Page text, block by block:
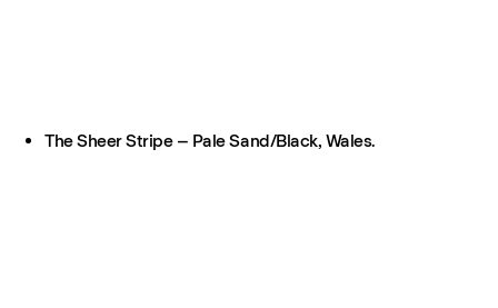
The Sheer Stripe – Pale Sand/Black, Wales.